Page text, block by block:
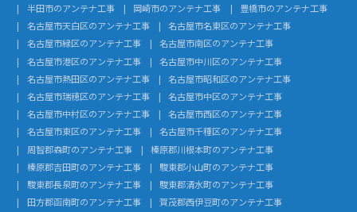
半田市のアンテナ工事
岡崎市のアンテナ工事
豊橋市のアンテナ工事
名古屋市天白区のアンテナ工事
名古屋市名東区のアンテナ工事
名古屋市緑区のアンテナ工事
名古屋市南区のアンテナ工事
名古屋市港区のアンテナ工事
名古屋市中川区のアンテナ工事
名古屋市熱田区のアンテナ工事
名古屋市昭和区のアンテナ工事
名古屋市瑞穂区のアンテナ工事
名古屋市中区のアンテナ工事
名古屋市中村区のアンテナ工事
名古屋市西区のアンテナ工事
名古屋市東区のアンテナ工事
名古屋市千種区のアンテナ工事
周智郡森町のアンテナ工事
榛原郡川根本町のアンテナ工事
榛原郡吉田町のアンテナ工事
駿東郡小山町のアンテナ工事
駿東郡長泉町のアンテナ工事
駿東郡清水町のアンテナ工事
田方郡函南町のアンテナ工事
賀茂郡西伊豆町のアンテナ工事